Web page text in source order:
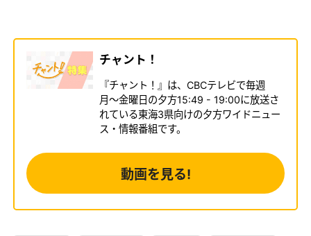
チャント！
『チャント！』は、CBCテレビで毎週
月〜金曜日の夕方15:49 - 19:00に放送さ
れている東海3県向けの夕方ワイドニュー
ス・情報番組です。
動画を見る!